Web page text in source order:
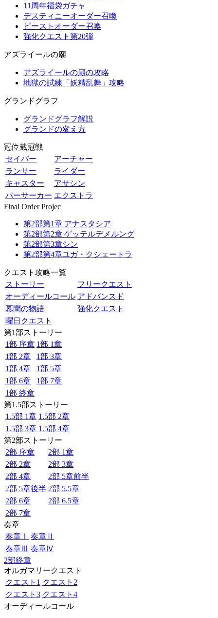
11周年福袋ガチャ
デスティニーオーダー召喚
ビーストオーダー召喚
強化クエスト第20弾
アズライールの廟
アズライールの廟の攻略
地獄の試練「妖精乱舞」攻略
グランドグラフ
グランドグラフ解説
グランドの変え方
冠位戴冠戦
セイバー
アーチャー
ランサー
ライダー
キャスター
アサシン
バーサーカー エクストラ
Final Order Projec
第2部第1章 アナスタシア
第2部第2章 ゲッテルデメルング
第2部第3章シン
第2部第4章ユガ・クシェートラ
クエスト攻略一覧
ストーリー
フリークエスト
オーディールコール アドバンスド
幕間の物語
強化クエスト
曜日クエスト
第1部ストーリー
1部 序章 1部 1章
1部 2章
1部 3章
1部 4章
1部 5章
1部 6章
1部 7章
1部 終章
第1.5部ストーリー
1.5部 1章 1.5部 2章
1.5部 3章 1.5部 4章
第2部ストーリー
2部 序章
2部 1章
2部 2章
2部 3章
2部 4章
2部 5章前半
2部 5章後半 2部 5.5章
2部 6章
2部 6.5章
2部 7章
奏章
奏章Ⅰ
奏章Ⅱ
奏章Ⅲ 奏章Ⅳ
2部終章
オルガマリークエスト
クエスト1 クエスト2
クエスト3 クエスト4
オーディールコール